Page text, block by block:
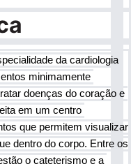
da cardiologia
minimamente
doenças do coração e
em um centro
que permitem visualizar
dentro do corpo. Entre os
o cateterismo e a